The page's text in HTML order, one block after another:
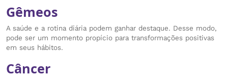
Gêmeos
A saúde e a rotina diária podem ganhar destaque. Desse modo,
pode ser um momento propício para transformações positivas
em seus hábitos.
Câncer